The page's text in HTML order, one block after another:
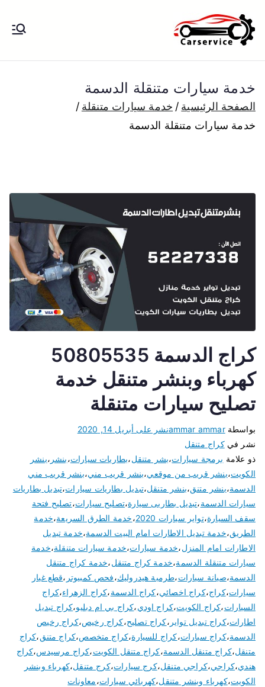
إلى
المحتوى
الكويت
بنشر متنقل الكويت كهرباء وبنشر تبديل
بارخص الاسعار
خدمة سيارات متنقلة الدسمة
الصفحة الرئيسية
خدمة سيارات متنقلة
خدمة سيارات متنقلة الدسمة
كراج الدسمة 50805535
كهرباء وبنشر متنقل خدمة
تصليح سيارات متنقلة
بواسطةammar ammarنشر على أبريل 14, 2020
نشر فيكراج متنقل
ذو علامة برمجة سيارات،بشر متنقل،بطاريات سيارات،بنشر ،بنشر
الكويت،بنشر قريب من موقعي،بنشر قريب مني،بنشر قريب مني
الدسمة،بنشر متنق،بنشر متنقل،تبديل بطاريات سيارات،تبديل بطاريات
سيارات الدسمة،تبديل بطاريى سيارة،تصليح سيارات،تصليح فتحة
سقف السيارة،تواير سيارات 2020 ،خدمة الطرق السريعة،خدمة
الطريق،خدمة تبديل الاطارات امام البيت الدسمة،خدمة تبديل
الاطارات امام المنزل،خدمة سيارات،خدمة سيارات متنقلة،خدمة
سيارات متنقلة الدسمة،خدمة كراج متنقل،خدمة كراج متنقل
الدسمة،صيانة سيارات،طرمبة هيدروليك،فحص كمبيوتر ،قطع غيار
سيارات،كراج،كراج اخصائي،كراج الدسمة،كراج الزهراء،كراج
السيارات،كراج الكويت،كراج اودي،كراج بي ام دبليو،كراج تبديل
اطارات،كراج تبديل تواير ،كراج تصليح،كراج رخيص،كراج رخيص
الدسمة،كراج سيارات،كراج للسيارة،كراج متخصص،كراج متنق،كراج
متنقل،كراج متنقل الدسمة،كراج متنقل الكويت،كراج مرسيدس،كراج
هندي،كراجي،كراجي متنقل،كرج سيارات،كرج متنقل،كهرباء وبنشر
الكويت،كهرباء وبنشر متنقل،كهربائي سيارات،معاونات